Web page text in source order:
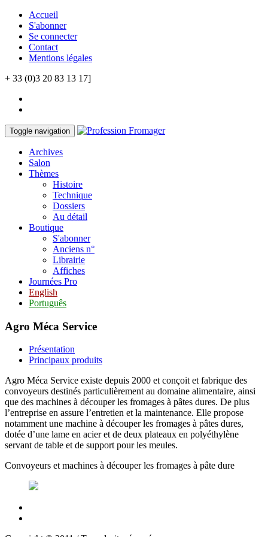
Accueil
S'abonner
Se connecter
Contact
Mentions légales
+ 33 (0)3 20 83 13 17]
Toggle navigation
Archives
Salon
Thèmes
Histoire
Technique
Dossiers
Au détail
Boutique
S'abonner
Anciens n°
Librairie
Affiches
Journées Pro
English
Português
Agro Méca Service
Présentation
Principaux produits
Agro Méca Service existe depuis 2000 et conçoit et fabrique des
convoyeurs destinés particulièrement au domaine alimentaire, ainsi
que des machines à découper les fromages à pâtes dures. De plus
l’entreprise en assure l’entretien et la maintenance. Elle propose
notamment une machine à découper les fromages à pâtes dures,
dotée d’une lame en acier et de deux plateaux en polyéthylène
servant de table et de support pour les meules.
Convoyeurs et machines à découper les fromages à pâte dure